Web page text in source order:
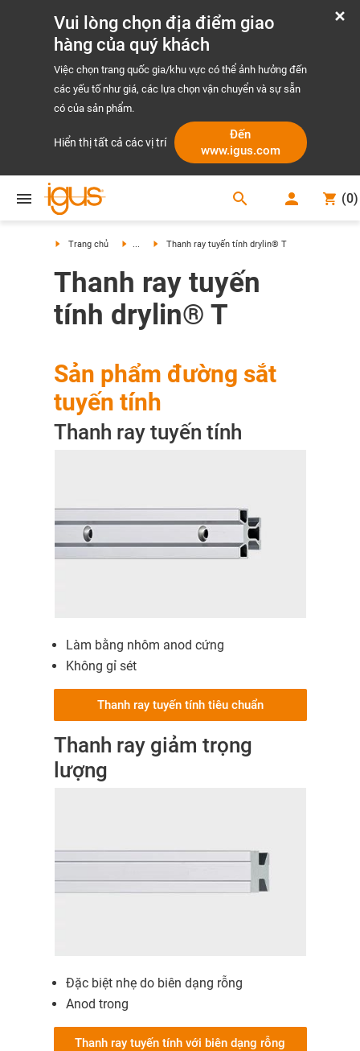
Vui lòng chọn địa điểm giao
hàng của quý khách
Việc chọn trang quốc gia/khu vực có thể ảnh hưởng đến
các yếu tố như giá, các lựa chọn vận chuyển và sự sẵn
có của sản phẩm.
Hiển thị tất cả các vị trí
Đến
www.igus.com
search (0)
Trang chủ ... Thanh ray tuyến tính drylin® T
Thanh ray tuyến
tính drylin® T
Sản phẩm đường sắt
tuyến tính
Thanh ray tuyến tính
Làm bằng nhôm anod cứng
Không gỉ sét
Thanh ray tuyến tính tiêu chuẩn
Thanh ray giảm trọng
lượng
Đặc biệt nhẹ do biên dạng rỗng
Anod trong
Thanh ray tuyến tính với biên dạng rỗng